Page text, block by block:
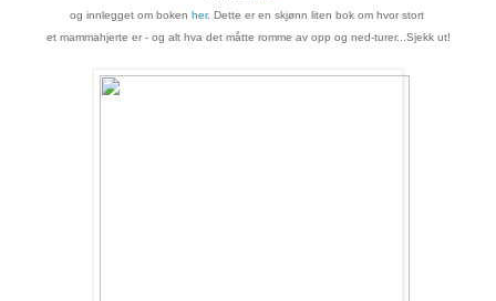
og innlegget om boken her. Dette er en skjønn liten bok om hvor stort
et mammahjerte er - og alt hva det måtte romme av opp og ned-turer...Sjekk ut!